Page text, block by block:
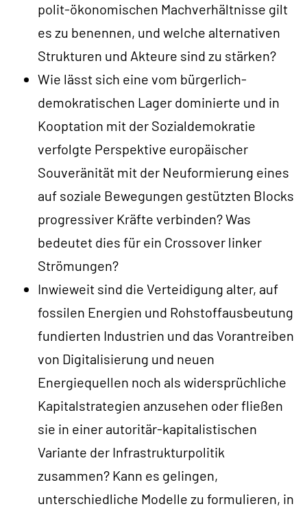
polit-ökonomischen Machverhältnisse gilt
es zu benennen, und welche alternativen
Strukturen und Akteure sind zu stärken?
Wie lässt sich eine vom bürgerlich-
demokratischen Lager dominierte und in
Kooptation mit der Sozialdemokratie
verfolgte Perspektive europäischer
Souveränität mit der Neuformierung eines
auf soziale Bewegungen gestützten Blocks
progressiver Kräfte verbinden? Was
bedeutet dies für ein Crossover linker
Strömungen?
Inwieweit sind die Verteidigung alter, auf
fossilen Energien und Rohstoffausbeutung
fundierten Industrien und das Vorantreiben
von Digitalisierung und neuen
Energiequellen noch als widersprüchliche
Kapitalstrategien anzusehen oder fließen
sie in einer autoritär-kapitalistischen
Variante der Infrastrukturpolitik
zusammen? Kann es gelingen,
unterschiedliche Modelle zu formulieren, in